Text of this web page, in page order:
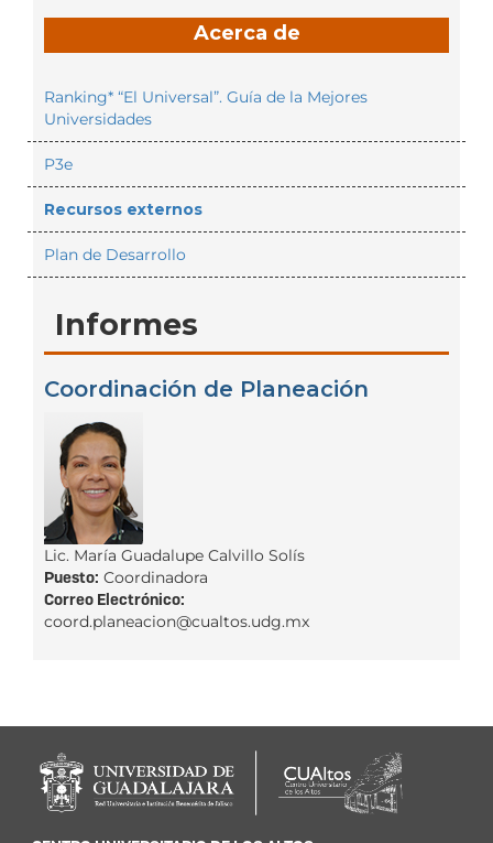
Acerca de
Ranking* “El Universal”. Guía de la Mejores
Universidades
P3e
Recursos externos
Plan de Desarrollo
Informes
Coordinación de Planeación
Lic. María Guadalupe Calvillo Solís
Puesto: Coordinadora
Correo Electrónico:
coord.planeacion@cualtos.udg.mx